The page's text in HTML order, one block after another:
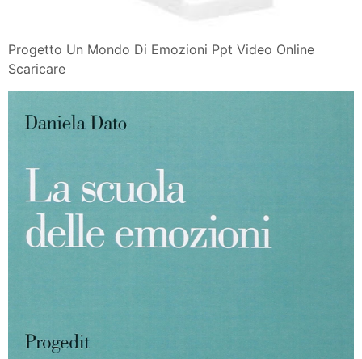
Progetto Un Mondo Di Emozioni Ppt Video Online
Scaricare